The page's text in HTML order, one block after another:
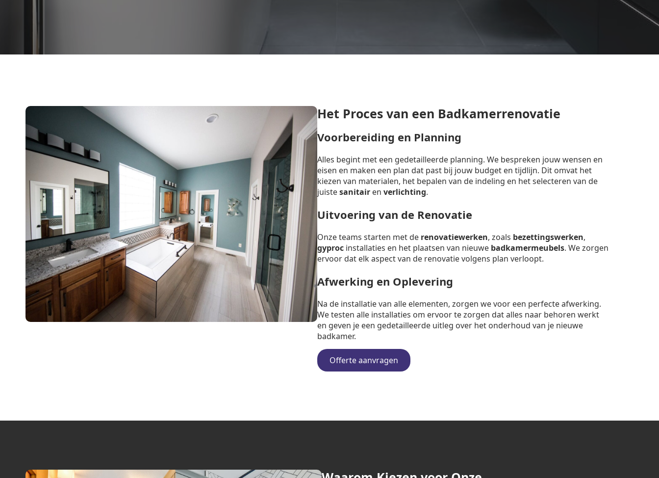
Het Proces van een Badkamerrenovatie
Voorbereiding en Planning
Alles begint met een gedetailleerde planning. We bespreken jouw wensen en
eisen en maken een plan dat past bij jouw budget en tijdlijn. Dit omvat het
kiezen van materialen, het bepalen van de indeling en het selecteren van de
juistesanitair en verlichting.
Uitvoering van de Renovatie
Onze teams starten met de renovatiewerken, zoals bezettingswerken,
gyproc installaties en het plaatsen van nieuwe badkamermeubels. We zorgen
ervoor dat elk aspect van de renovatie volgens plan verloopt.
Afwerking en Oplevering
Na de installatie van alle elementen, zorgen we voor een perfecte afwerking.
We testen alle installaties om ervoor te zorgen dat alles naar behoren werkt
en geven je een gedetailleerde uitleg over het onderhoud van je nieuwe
badkamer.
Offerte aanvragen